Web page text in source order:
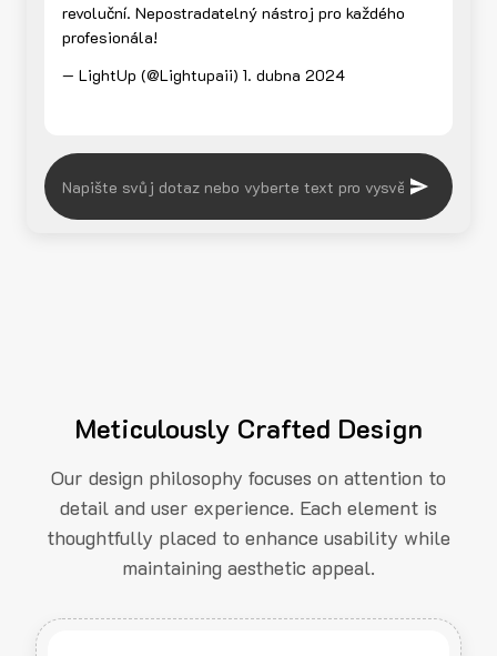
revoluční. Nepostradatelný nástroj pro každého
profesionála!
— LightUp (@Lightupaii) 1. dubna 2024
Meticulously Crafted Design
Our design philosophy focuses on attention to
detail and user experience. Each element is
thoughtfully placed to enhance usability while
maintaining aesthetic appeal.